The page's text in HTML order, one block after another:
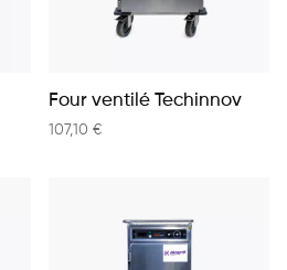
Four ventilé Techinnov
107,10 €